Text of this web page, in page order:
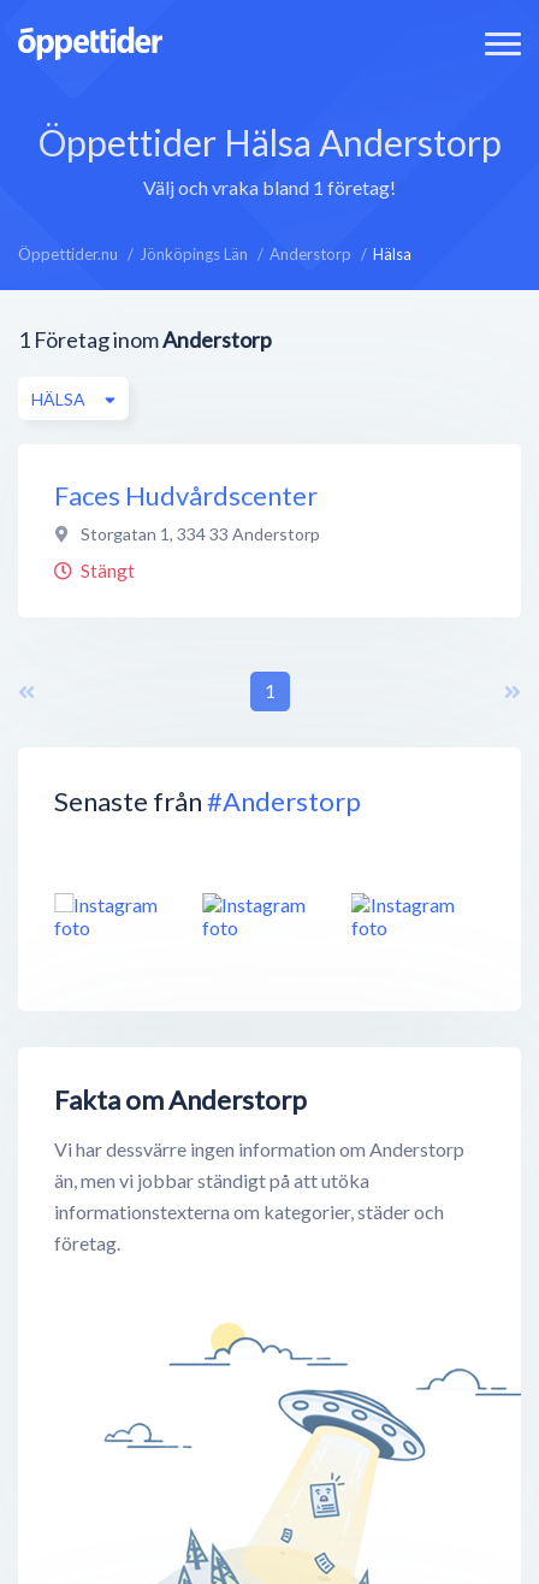
Öppettider Hälsa Anderstorp
Välj och vraka bland 1 företag!
Öppettider.nu Jönköpings Län Anderstorp Hälsa
Senaste från#Anderstorp
Fakta om Anderstorp
Vi har dessvärre ingen information om Anderstorp
än, men vi jobbar ständigt på att utöka
informationstexterna om kategorier, städer och
företag.
1 Företag inomAnderstorp
HÄLSA
Faces Hudvårdscenter
Storgatan 1, 334 33 Anderstorp
Stängt
1